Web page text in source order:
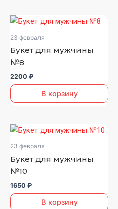
23 февраля
Букет для мужчины
№8
2200 ₽
В корзину
23 февраля
Букет для мужчины
№10
1650 ₽
В корзину